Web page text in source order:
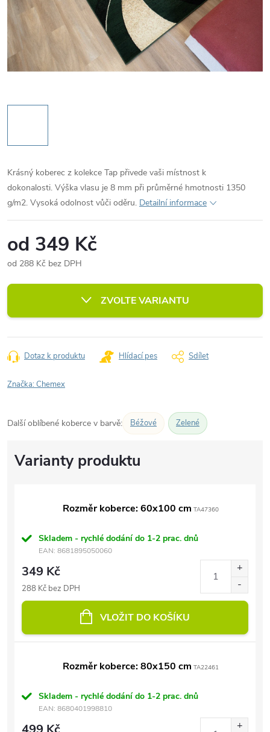
Krásný koberec z kolekce Tap přivede vaši místnost k
dokonalosti. Výška vlasu je 8 mm při průměrné hmotnosti 1350
g/m2. Vysoká odolnost vůči oděru. Detailní informace
od 349 Kč
od 288 Kč bez DPH
cena:
ZVOLTE VARIANTU
Dotaz k produktu Hlídací pes Sdílet
Značka:Chemex
Další oblíbené koberce v barvě: Béžové Zelené
Rozměr koberce: 60x100 cm TA47360
Skladem - rychlé dodání do 1-2 prac. dnů
EAN: 8681895050060
349 Kč
288 Kč bez DPH
VLOŽIT DO KOŠÍKU
Rozměr koberce: 80x150 cm TA22461
Skladem - rychlé dodání do 1-2 prac. dnů
EAN: 8680401998810